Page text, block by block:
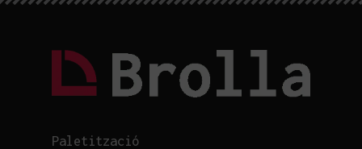
Paletització